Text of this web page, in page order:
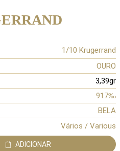
1/10 Krugerrand
OURO
3,39gr
917‰
BELA
Vários / Various
ADICIONAR